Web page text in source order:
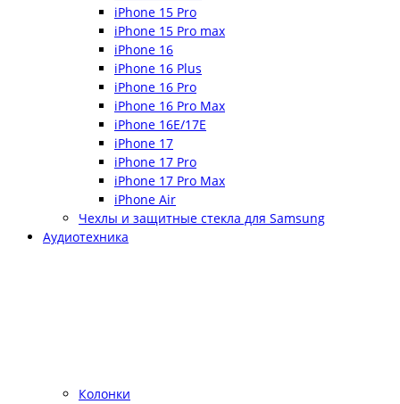
iPhone 15 Pro
iPhone 15 Pro max
iPhone 16
iPhone 16 Plus
iPhone 16 Pro
iPhone 16 Pro Max
iPhone 16E/17E
iPhone 17
iPhone 17 Pro
iPhone 17 Pro Max
iPhone Air
Чехлы и защитные стекла для Samsung
Аудиотехника
Колонки